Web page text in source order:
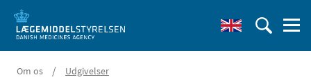
Om os / Udgivelser